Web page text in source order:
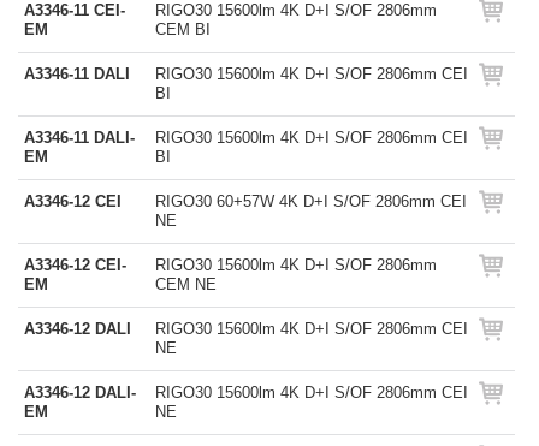
A3346-11 CEI-
EM
RIGO30 15600lm 4K D+I S/OF 2806mm
CEM BI
A3346-11 DALI
RIGO30 15600lm 4K D+I S/OF 2806mm CEI
BI
A3346-11 DALI-
EM
RIGO30 15600lm 4K D+I S/OF 2806mm CEI
BI
A3346-12 CEI
RIGO30 60+57W 4K D+I S/OF 2806mm CEI
NE
A3346-12 CEI-
EM
RIGO30 15600lm 4K D+I S/OF 2806mm
CEM NE
A3346-12 DALI
RIGO30 15600lm 4K D+I S/OF 2806mm CEI
NE
A3346-12 DALI-
EM
RIGO30 15600lm 4K D+I S/OF 2806mm CEI
NE